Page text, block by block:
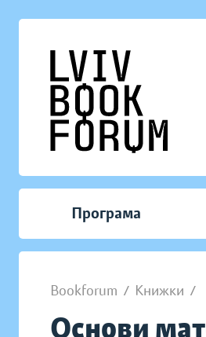
Програма
Bookforum / Книжки /
Основи